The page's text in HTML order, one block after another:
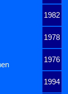
1982
1978
1976
1994